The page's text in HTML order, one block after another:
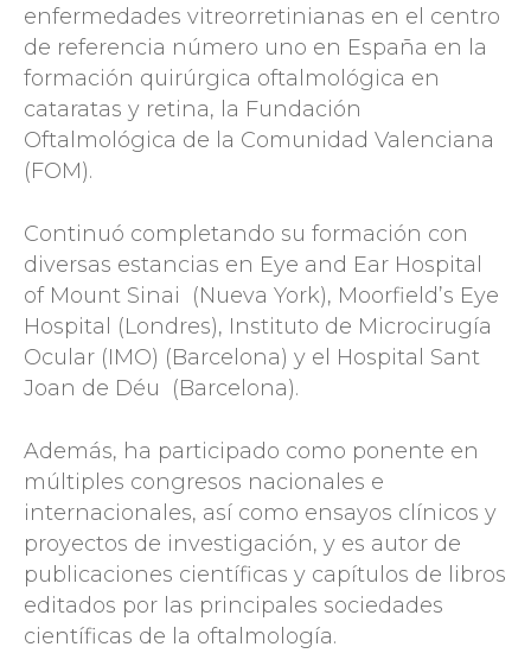
enfermedades vitreorretinianas en el centro
de referencia número uno en España en la
formación quirúrgica oftalmológica en
cataratas y retina, la Fundación
Oftalmológica de la Comunidad Valenciana
(FOM).
Continuó completando su formación con
diversas estancias en Eye and Ear Hospital
of Mount Sinai (Nueva York), Moorfield’s Eye
Hospital (Londres), Instituto de Microcirugía
Ocular (IMO) (Barcelona) y el Hospital Sant
Joan de Déu (Barcelona).
Además, ha participado como ponente en
múltiples congresos nacionales e
internacionales, así como ensayos clínicos y
proyectos de investigación, y es autor de
publicaciones científicas y capítulos de libros
editados por las principales sociedades
científicas de la oftalmología.